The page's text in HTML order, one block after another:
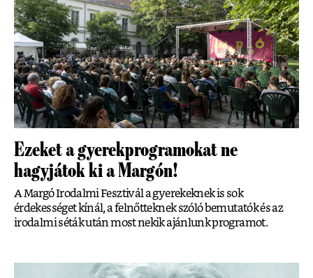
Ezeket a gyerekprogramokat ne
hagyjátok ki a Margón!
A Margó Irodalmi Fesztivál a gyerekeknek is sok
érdekességet kínál, a felnőtteknek szóló bemutatók és az
irodalmi séták után most nekik ajánlunk programot.